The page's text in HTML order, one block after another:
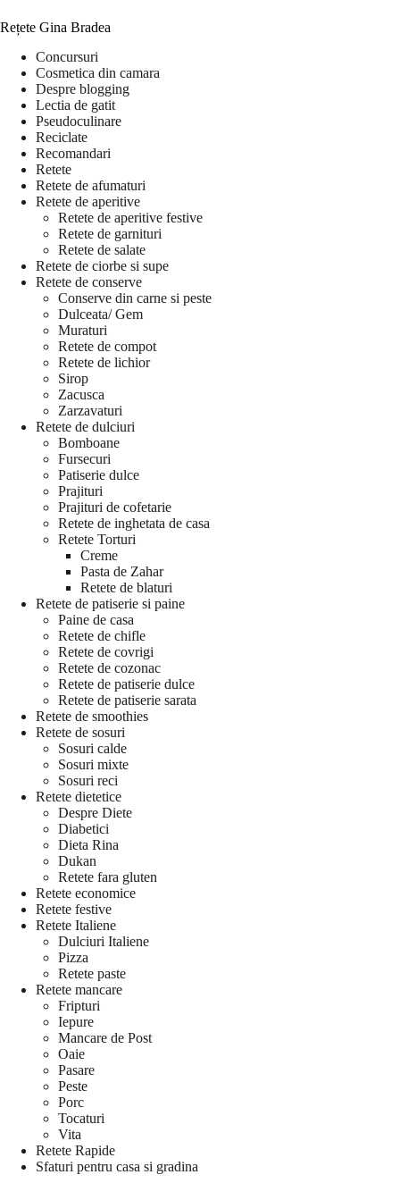
Rețete Gina Bradea
Concursuri
Cosmetica din camara
Despre blogging
Lectia de gatit
Pseudoculinare
Reciclate
Recomandari
Retete
Retete de afumaturi
Retete de aperitive
Retete de aperitive festive
Retete de garnituri
Retete de salate
Retete de ciorbe si supe
Retete de conserve
Conserve din carne si peste
Dulceata/ Gem
Muraturi
Retete de compot
Retete de lichior
Sirop
Zacusca
Zarzavaturi
Retete de dulciuri
Bomboane
Fursecuri
Patiserie dulce
Prajituri
Prajituri de cofetarie
Retete de inghetata de casa
Retete Torturi
Creme
Pasta de Zahar
Retete de blaturi
Retete de patiserie si paine
Paine de casa
Retete de chifle
Retete de covrigi
Retete de cozonac
Retete de patiserie dulce
Retete de patiserie sarata
Retete de smoothies
Retete de sosuri
Sosuri calde
Sosuri mixte
Sosuri reci
Retete dietetice
Despre Diete
Diabetici
Dieta Rina
Dukan
Retete fara gluten
Retete economice
Retete festive
Retete Italiene
Dulciuri Italiene
Pizza
Retete paste
Retete mancare
Fripturi
Iepure
Mancare de Post
Oaie
Pasare
Peste
Porc
Tocaturi
Vita
Retete Rapide
Sfaturi pentru casa si gradina